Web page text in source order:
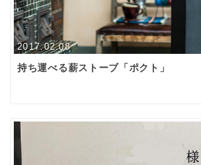
2017.02.08
持ち運べる薪ストーブ「ポクト」